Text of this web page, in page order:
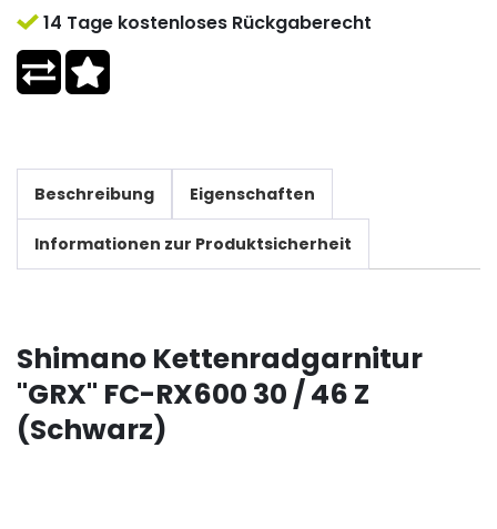
14 Tage kostenloses Rückgaberecht
Beschreibung Eigenschaften
Informationen zur Produktsicherheit
Shimano Kettenradgarnitur
"GRX" FC-RX600 30 / 46 Z
(Schwarz)